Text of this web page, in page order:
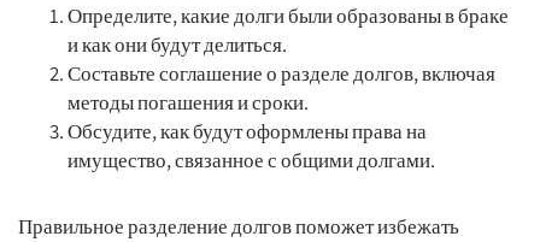
Определите, какие долги были образованы в браке
и как они будут делиться.
Составьте соглашение о разделе долгов, включая
методы погашения и сроки.
Обсудите, как будут оформлены права на
имущество, связанное с общими долгами.
Правильное разделение долгов поможет избежать